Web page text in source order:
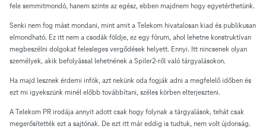
fele semmitmondó, hanem szinte az egész, ebben majdnem hogy egyetérthetünk.
Senki nem fog mást mondani, mint amit a Telekom hivatalosan kiad és publikusan
elmondható. Ez itt nem a csodák földje, ez egy fórum, ahol lehetne konstruktívan
megbeszélni dolgokat felesleges vergődések helyett. Ennyi. Itt nincsenek olyan
személyek, akik befolyással lehetnének a Spiler2-ről való tárgyalásokon.
Ha majd lesznek érdemi infók, azt nekünk oda fogják adni a megfelelő időben és
ezt mi igyekszünk minél előbb továbbítani, széles körben elterjeszteni.
A Telekom PR irodája annyit adott csak hogy folynak a tárgyalások, tehát csak
megerősítették ezt a sajtónak. De ezt itt már eddig is tudtuk, nem volt újdonság.